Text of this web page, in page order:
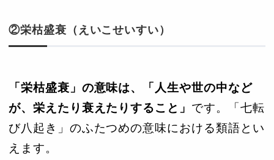
②栄枯盛衰（えいこせいすい）
「栄枯盛衰」の意味は、「人生や世の中など
が、栄えたり衰えたりすること」 です。「七転
び八起き」のふたつめの意味における類語とい
えます。